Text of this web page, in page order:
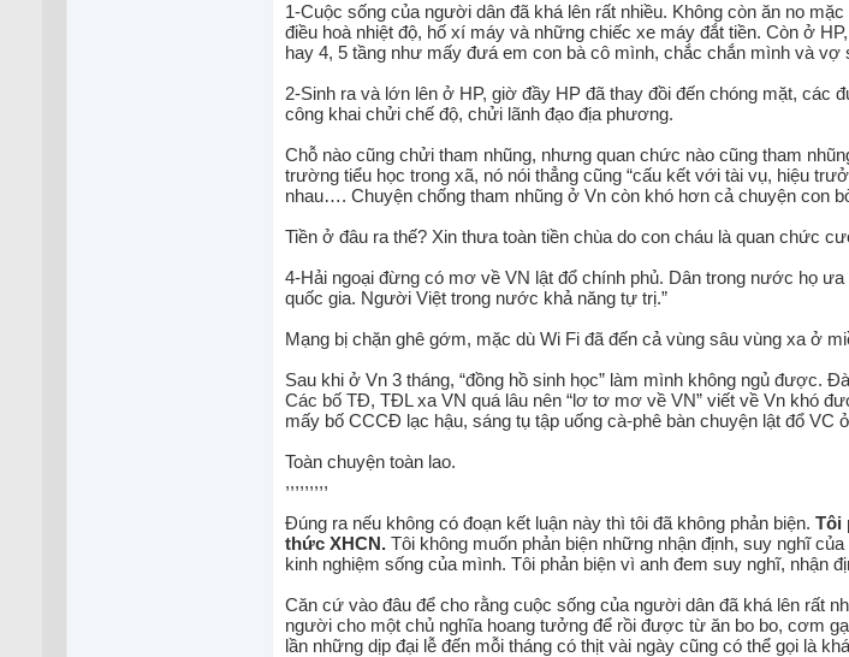
1-Cuộc sống của người dân đã khá lên rất nhiều. Không còn ăn no
điều hoà nhiệt độ, hố xí máy và những chiếc xe máy đắt tiền. Còn ở
hay 4, 5 tầng như mấy đưá em con bà cô mình, chắc chắn mình và vợ
2-Sinh ra và lớn lên ở HP, giờ đầy HP đã thay đồi đến chóng mặt,
công khai chửi chế độ, chửi lãnh đạo địa phương.
Chỗ nào cũng chửi tham nhũng, nhưng quan chức nào cũng tham
trường tiểu học trong xã, nó nói thẳng cũng “cấu kết với tài vụ, hiệu
nhau…. Chuyện chống tham nhũng ở Vn còn khó hơn cả chuyện con
Tiền ở đâu ra thế? Xin thưa toàn tiền chùa do con cháu là quan chức
4-Hải ngoại đừng có mơ về VN lật đổ chính phủ. Dân trong nước họ
quốc gia. Người Việt trong nước khả năng tự trị.”
Mạng bị chặn ghê gớm, mặc dù Wi Fi đã đến cả vùng sâu vùng xa ở
Sau khi ở Vn 3 tháng, “đồng hồ sinh học” làm mình không ngủ được.
Các bố TĐ, TĐL xa VN quá lâu nên “lơ tơ mơ về VN” viết về Vn khó
mấy bố CCCĐ lạc hậu, sáng tụ tập uống cà-phê bàn chuyện lật đổ VC
Toàn chuyện toàn lao.
,,,,,,,,,
Đúng ra nếu không có đoạn kết luận này thì tôi đã không phản biện. Tôi
thức XHCN. Tôi không muốn phản biện những nhận định, suy nghĩ
kinh nghiệm sống của mình. Tôi phản biện vì anh đem suy nghĩ, nhận
Căn cứ vào đâu để cho rằng cuộc sống của người dân đã khá lên rất
người cho một chủ nghĩa hoang tưởng để rồi được từ ăn bo bo, cơm
lần những dịp đại lễ đến mỗi tháng có thịt vài ngày cũng có thể gọi là